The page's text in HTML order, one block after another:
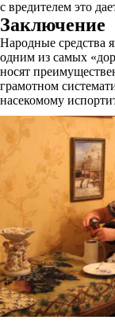
с вредителем это
Заключение
Народные средства
одним из самых
носят
грамотном
насекомому